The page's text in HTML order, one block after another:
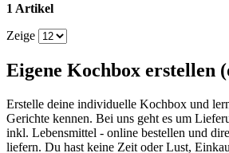
1 Artikel
Zeige
Eigene Kochbox erstellen
Erstelle deine individuelle Kochbox und
Gerichte kennen. Bei uns geht es um
inkl. Lebensmittel - online bestellen und
liefern. Du hast keine Zeit oder Lust,